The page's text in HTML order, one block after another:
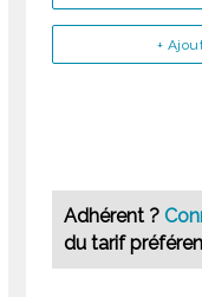
+
Adhérent ?
du tarif